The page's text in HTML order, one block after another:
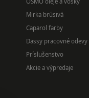
Mirka brúsivá
Caparol farby
Dassy pracovné odevy
Príslušenstvo
Akcie a výpredaje